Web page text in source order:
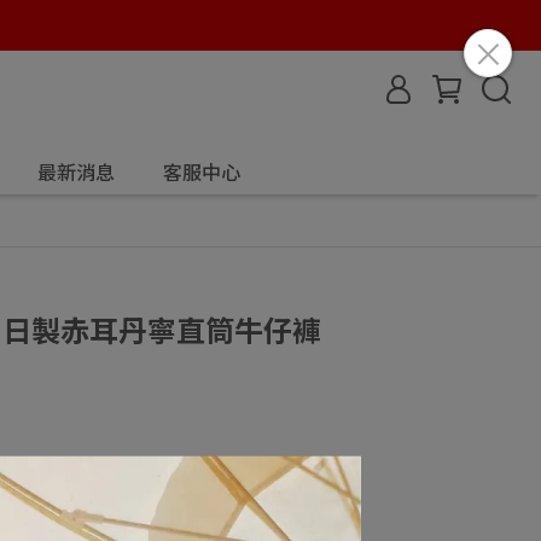
最新消息 客服中心
製赤耳丹寧直筒牛仔褲